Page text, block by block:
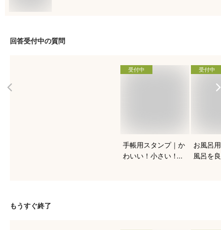
回答受付中の質問
受付中
手帳用スタンプ｜か
わいい！小さい！ス
受付中
お風呂
風呂を
もうすぐ終了